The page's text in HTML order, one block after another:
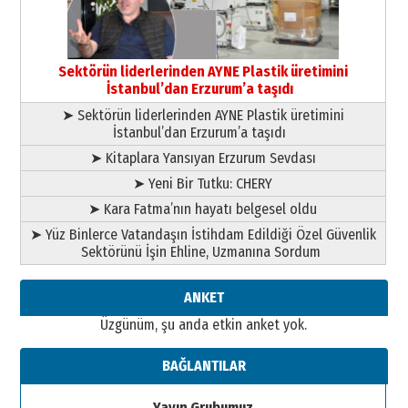
Esat BİNDESEN
Başkan Sekmen’den Erzurum’a
bir vizyon proje daha!
02 Ağustos 2026 Pazar
Sektörün liderlerinden AYNE Plastik üretimini
İstanbul’dan Erzurum’a taşıdı
➤ Sektörün liderlerinden AYNE Plastik üretimini
İstanbul’dan Erzurum’a taşıdı
➤ Kitaplara Yansıyan Erzurum Sevdası
➤ Yeni Bir Tutku: CHERY
➤ Kara Fatma’nın hayatı belgesel oldu
➤ Yüz Binlerce Vatandaşın İstihdam Edildiği Özel Güvenlik
Sektörünü İşin Ehline, Uzmanına Sordum
ANKET
Üzgünüm, şu anda etkin anket yok.
BAĞLANTILAR